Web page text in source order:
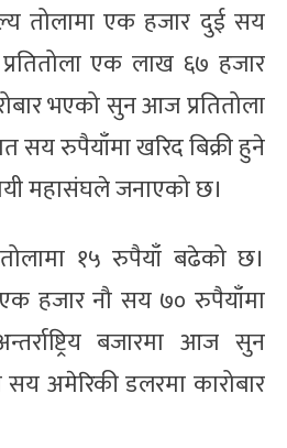
तोलामा एक हजार दुई सय
एक लाख ६७ हजार
भएको सुन आज प्रतितोला
सय रुपैयाँमा खरिद बिक्री हुने
महासंघले जनाएको छ।
१५ रुपैयाँ बढेको छ।
हजार नौ सय ७० रुपैयाँमा
बजारमा आज सुन
अमेरिकी डलरमा कारोबार